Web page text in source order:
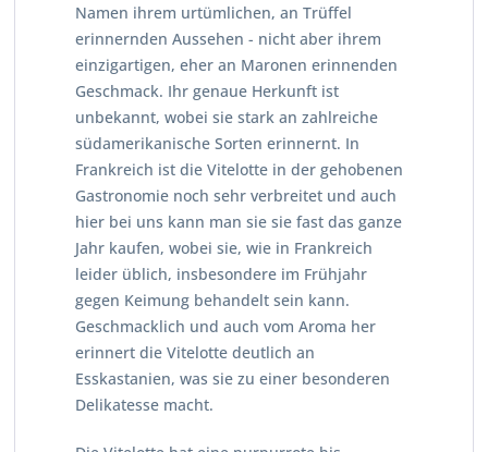
Namen ihrem urtümlichen, an Trüffel
erinnernden Aussehen - nicht aber ihrem
einzigartigen, eher an Maronen erinnenden
Geschmack. Ihr genaue Herkunft ist
unbekannt, wobei sie stark an zahlreiche
südamerikanische Sorten erinnernt. In
Frankreich ist die Vitelotte in der gehobenen
Gastronomie noch sehr verbreitet und auch
hier bei uns kann man sie sie fast das ganze
Jahr kaufen, wobei sie, wie in Frankreich
leider üblich, insbesondere im Frühjahr
gegen Keimung behandelt sein kann.
Geschmacklich und auch vom Aroma her
erinnert die Vitelotte deutlich an
Esskastanien, was sie zu einer besonderen
Delikatesse macht.